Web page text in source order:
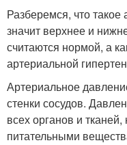
Разберемся, что
значит верхнее и
считаются нормой, а
артериальной
Артериальное
стенки сосудов.
всех органов и
питательными